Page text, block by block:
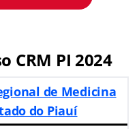
CRM PI 2024
de Medicina
do Piauí